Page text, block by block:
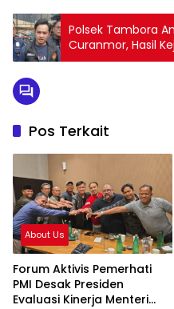
Polsek Tambora
Curanmor, Hasil
Sabu
Pos Terkait
About Us
Forum Aktivis Pemerhati
PMI Desak Presiden
Evaluasi Kinerja Menteri